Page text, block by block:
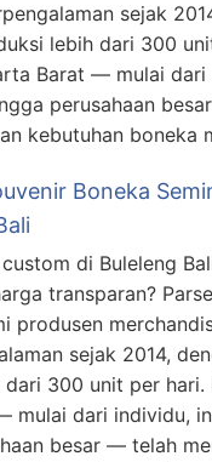
sejak
lebih dari 300
Barat — mulai dari
perusahaan
kebutuhan boneka
Boneka
di Buleleng
transparan?
produsen
sejak 2014,
300 unit per hari.
mulai dari individu,
besar — telah